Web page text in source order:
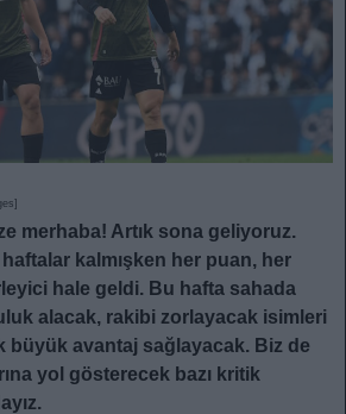
merhaba! Artık sona geliyoruz.
haftalar kalmışken her puan, her
hale geldi. Bu hafta sahada
alacak, rakibi zorlayacak isimleri
büyük avantaj sağlayacak. Biz de
yol gösterecek bazı kritik